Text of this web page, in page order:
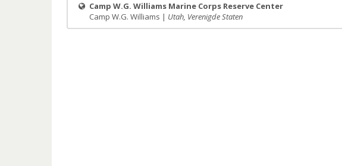
Camp W.G. Williams Marine Corps Reserve Center
Camp W.G. Williams | Utah, Verenigde Staten